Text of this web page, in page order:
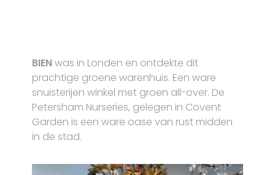
BIENwas in Londen en ontdekte dit
prachtige groene warenhuis. Een ware
snuisterijen winkel met groen all-over. De
Petersham Nurseries, gelegen in Covent
Garden is een ware oase van rust midden
in de stad.